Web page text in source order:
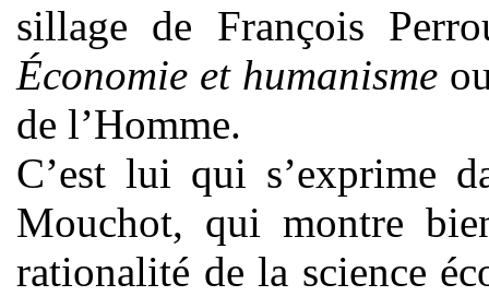
sillage de François
Économie et humanisme
de l’Homme.
C’est lui qui s’exprime
Mouchot, qui montre
rationalité de la science